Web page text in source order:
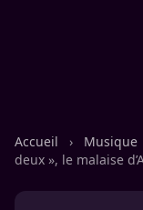
Accueil › Musique
deux », le malaise